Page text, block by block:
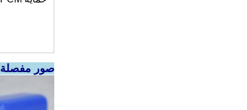
صور مفصلة